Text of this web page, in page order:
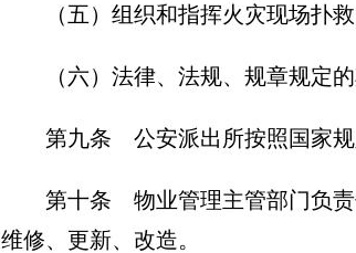
（五）组织和指挥火灾现场扑
（六）法律、法规、规章规定的
第九条 公安派出所按照国家规
第十条 物业管理主管部门负
维修、更新、改造。